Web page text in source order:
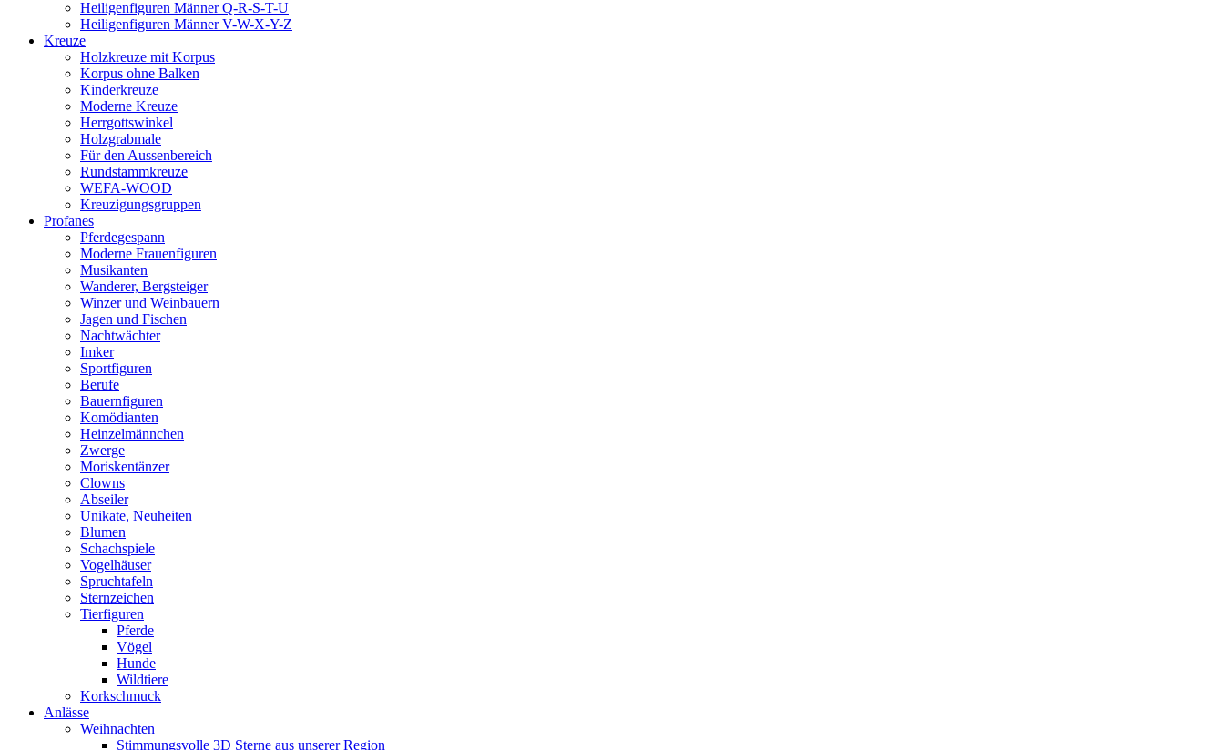
Heiligenfiguren Männer Q-R-S-T-U
Heiligenfiguren Männer V-W-X-Y-Z
Kreuze
Holzkreuze mit Korpus
Korpus ohne Balken
Kinderkreuze
Moderne Kreuze
Herrgottswinkel
Holzgrabmale
Für den Aussenbereich
Rundstammkreuze
WEFA-WOOD
Kreuzigungsgruppen
Profanes
Pferdegespann
Moderne Frauenfiguren
Musikanten
Wanderer, Bergsteiger
Winzer und Weinbauern
Jagen und Fischen
Nachtwächter
Imker
Sportfiguren
Berufe
Bauernfiguren
Komödianten
Heinzelmännchen
Zwerge
Moriskentänzer
Clowns
Abseiler
Unikate, Neuheiten
Blumen
Schachspiele
Vogelhäuser
Spruchtafeln
Sternzeichen
Tierfiguren
Pferde
Vögel
Hunde
Wildtiere
Korkschmuck
Anlässe
Weihnachten
Stimmungsvolle 3D Sterne aus unserer Region